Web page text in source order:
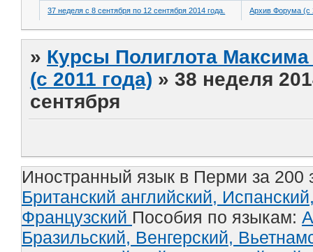
37 неделя с 8 сентября по 12 сентября 2014 года. Архив Форума (с
» Курсы Полиглота
(с 2011 года) »38 неделя
сентября
Иностранный язык в Перми за 200
Британский английский,
Французский Пособия по языкам:
Бразильский, Венгерский,